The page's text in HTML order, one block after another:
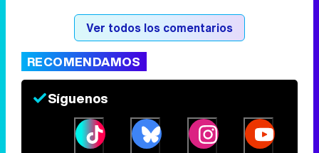
Ver todos los comentarios
RECOMENDAMOS
Síguenos